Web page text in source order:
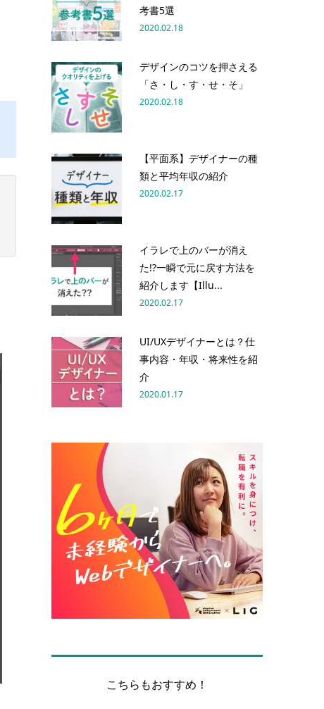
考書5選
2020.02.18
デザインのコツを押さえる
「さ・し・す・せ・そ」
2020.02.18
【平面系】デザイナーの種
類と平均年収の紹介
2020.02.17
イラレで上のバーが消え
た!?一瞬で元に戻す方法を
紹介します【Illu...
2020.02.17
UI/UXデザイナーとは？仕
事内容・年収・将来性を紹
介
2020.01.17
こちらもおすすめ！